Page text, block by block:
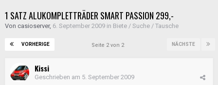
1 SATZ ALUKOMPLETTRÄDER SMART PASSION 299,-
Von casioserver, 6. September 2009 in Biete / Suche / Tausche
VORHERIGE NÄCHSTE
Seite 2 von 2
Kissi
Geschrieben am 5. September 2009